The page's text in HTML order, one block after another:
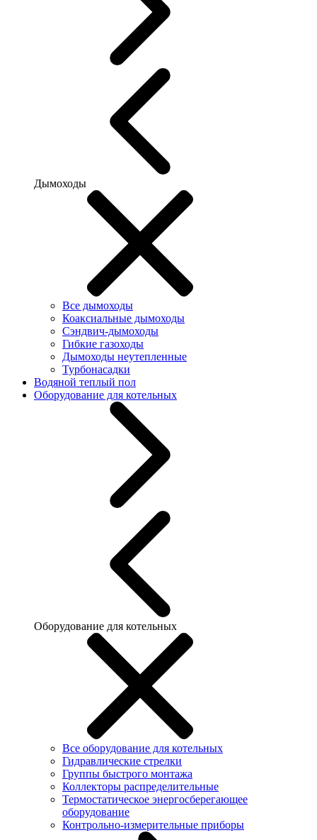
Дымоходы
Все дымоходы
Коаксиальные дымоходы
Сэндвич-дымоходы
Гибкие газоходы
Дымоходы неутепленные
Турбонасадки
Водяной теплый пол
Оборудование для котельных
Оборудование для котельных
Все оборудование для котельных
Гидравлические стрелки
Группы быстрого монтажа
Коллекторы распределительные
Термостатическое энергосберегающее
оборудование
Контрольно-измерительные приборы